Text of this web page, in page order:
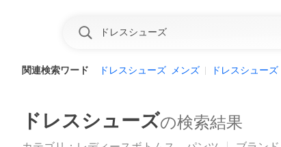
関連検索ワード ドレスシューズ メンズ ドレスシューズ
ドレスシューズの検索結果